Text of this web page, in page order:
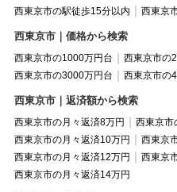
西東京市の駅徒歩15分以内
西東京
西東京市｜価格から検索
西東京市の1000万円台
西東京市の
西東京市の3000万円台
西東京市の
西東京市｜返済額から検索
西東京市の月々返済8万円
西東京市
西東京市の月々返済10万円
西東京
西東京市の月々返済12万円
西東京
西東京市の月々返済14万円